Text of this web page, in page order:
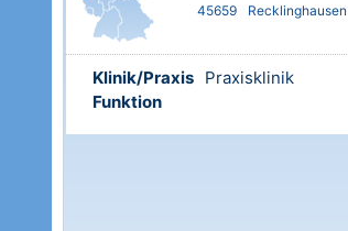
45659
Recklinghausen
Klinik/Praxis Praxisklinik
Funktion